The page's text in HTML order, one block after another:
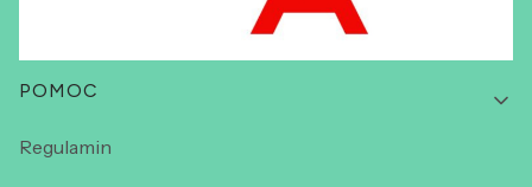
Linki w stopce
POMOC
Regulamin